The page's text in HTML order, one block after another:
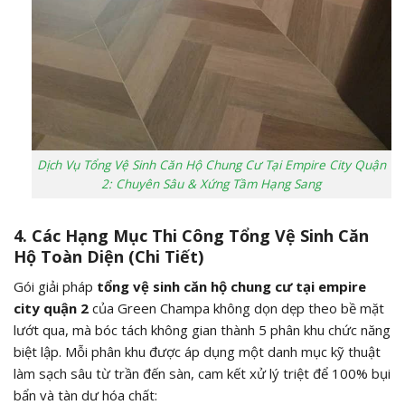
Dịch Vụ Tổng Vệ Sinh Căn Hộ Chung Cư Tại Empire City Quận
2: Chuyên Sâu & Xứng Tầm Hạng Sang
4. Các Hạng Mục Thi Công Tổng Vệ Sinh Căn
Hộ Toàn Diện (Chi Tiết)
Gói giải pháp tổng vệ sinh căn hộ chung cư tại empire
city quận 2 của Green Champa không dọn dẹp theo bề mặt
lướt qua, mà bóc tách không gian thành 5 phân khu chức năng
biệt lập. Mỗi phân khu được áp dụng một danh mục kỹ thuật
làm sạch sâu từ trần đến sàn, cam kết xử lý triệt để 100% bụi
bẩn và tàn dư hóa chất: